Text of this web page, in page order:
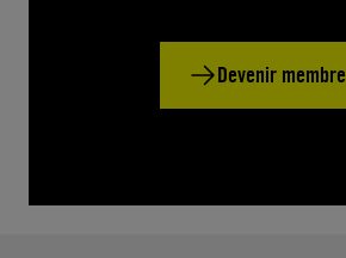
Devenir membre